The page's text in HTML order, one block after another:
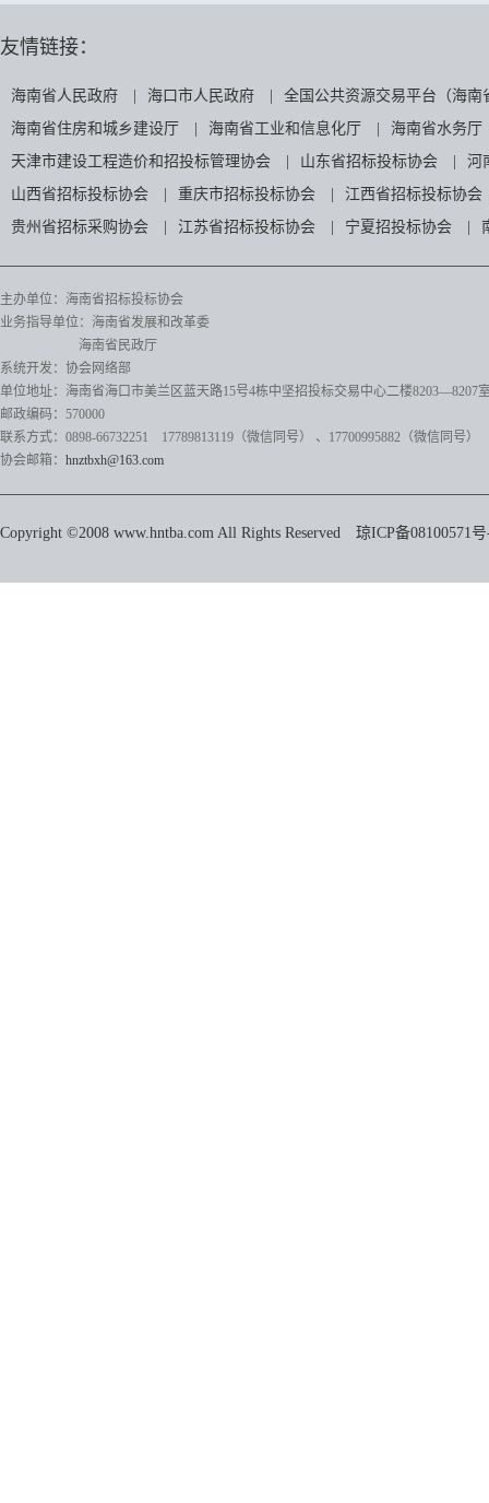
友情链接：
海南省人民政府 海口市人民政府
全国公共资源交易平台（海南
海南省住房和城乡建设厅
海南省工业和信息化厅
海南省水务厅
天津市建设工程造价和招投标管理协会
山东省招标投标协会
河
山西省招标投标协会
重庆市招标投标协会
江西省招标投标协会
贵州省招标采购协会
江苏省招标投标协会 宁夏招投标协会
主办单位：海南省招标投标协会
业务指导单位：海南省发展和改革委
海南省民政厅
系统开发：协会网络部
单位地址：海南省海口市美兰区蓝天路15号4栋中坚招投标交易中心二楼8203—8207
邮政编码：570000
联系方式：0898-66732251 17789813119（微信同号）
、17700995882 （微信同号）
协会邮箱： hnztbxh@163.com
Copyright ©2008 www.hntba.com All Rights Reserved 琼ICP备08100571